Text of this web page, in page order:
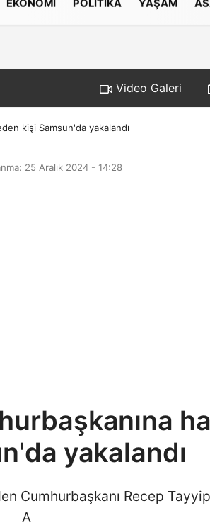
EKONOMI POLITIKA YAŞAM
Video Galeri
kişi Samsun'da yakalandı
25 Aralık 2024 - 14:28
yakalandı
Cumhurbaşkanı Recep
A